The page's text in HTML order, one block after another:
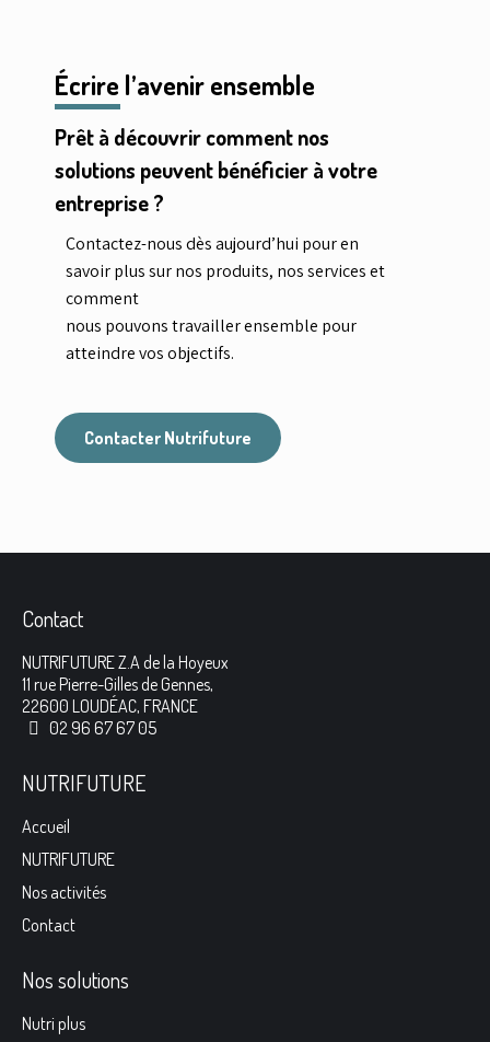
Écrire l’avenir ensemble
Prêt à découvrir comment nos
solutions peuvent bénéficier à votre
entreprise ?
Contactez-nous dès aujourd’hui pour en
savoir plus sur nos produits, nos services et
comment
nous pouvons travailler ensemble pour
atteindre vos objectifs.
Contacter Nutrifuture
Contact
NUTRIFUTURE Z.A de la Hoyeux
11 rue Pierre-Gilles de Gennes,
22600 LOUDÉAC, FRANCE
02 96 67 67 05
NUTRIFUTURE
Accueil
NUTRIFUTURE
Nos activités
Contact
Nos solutions
Nutri plus